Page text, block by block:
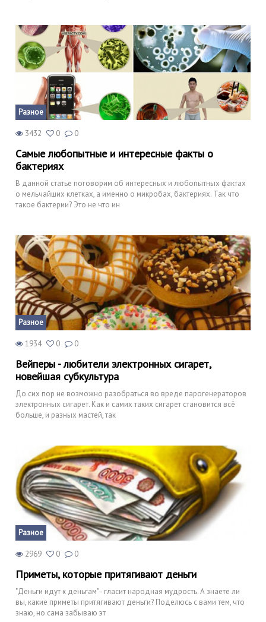
Разное
3432 0 0
Самые любопытные и интересные факты о
бактериях
В данной статье поговорим об интересных и любопытных фактах
о мельчайших клетках, а именно о микробах, бактериях. Так что
такое бактерии? Это не что ин
Разное
1934 0 0
Вейперы - любители электронных сигарет,
новейшая субкультура
До сих пор не возможно разобраться во вреде парогенераторов
электронных сигарет. Как и самих таких сигарет становится всё
больше, и разных мастей, так
Разное
2969 0 0
Приметы, которые притягивают деньги
"Деньги идут к деньгам" - гласит народная мудрость. А знаете ли
вы, какие приметы притягивают деньги? Поделюсь с вами тем, что
знаю, но сама забываю эт